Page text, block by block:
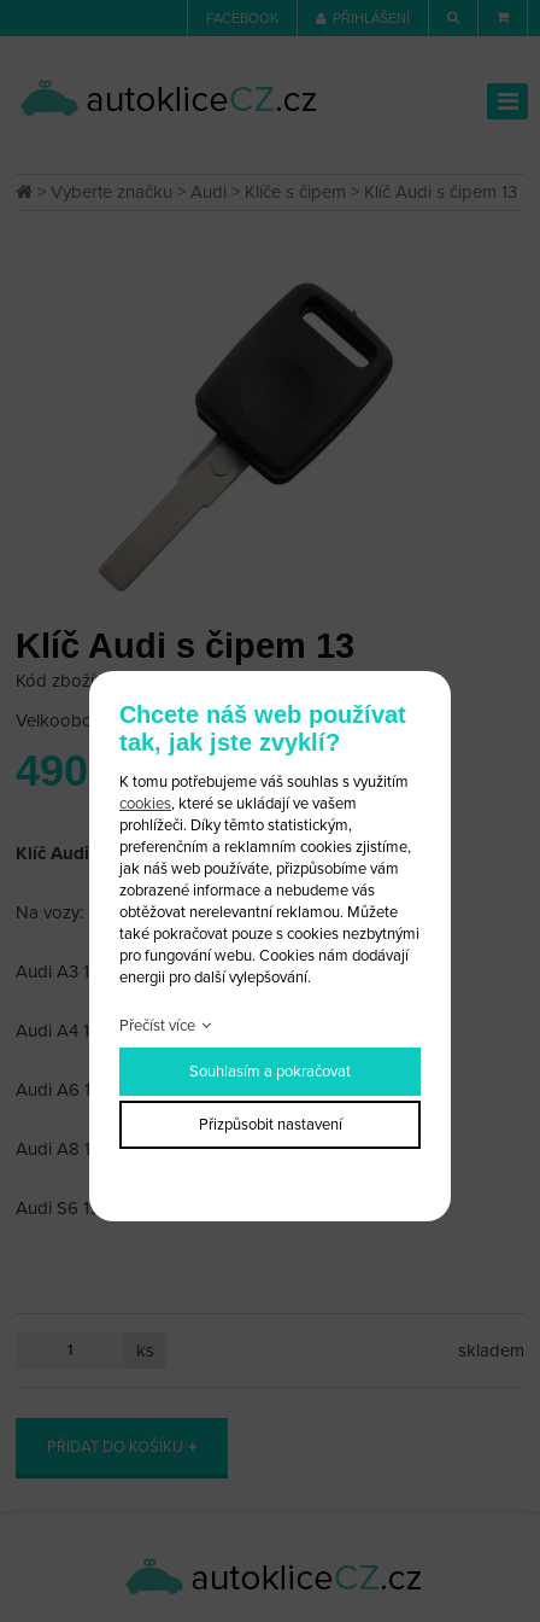
FACEBOOK PŘIHLÁŠENÍ
>Vyberte značku >Audi > Klíče s čipem > Klíč Audi s čipem 13
Klíč Audi s čipem 13
Kód zboží: Audi 13/13
Velkoobchodní cena:po přihlášení
490 Kč
Klíč Audi s čipem 13
Na vozy:
Audi A3 1996-1997
Audi A4 1996-1997
Audi A6 1996-1997
Audi A8 1996-1997
Audi S6 1996-1997
ks skladem
PŘIDAT DO KOŠÍKU
Chcete náš web používat
tak, jak jste zvyklí?
K tomu potřebujeme váš souhlas s využitím
cookies, které se ukládají ve vašem
prohlížeči. Díky těmto statistickým,
preferenčním a reklamním cookies zjistíme,
jak náš web používáte, přizpůsobíme vám
zobrazené informace a nebudeme vás
obtěžovat nerelevantní reklamou. Můžete
také pokračovat pouze s cookies nezbytnými
pro fungování webu. Cookies nám dodávají
energii pro další vylepšování.
Přečíst více
Souhlasím a pokračovat
Přizpůsobit nastavení